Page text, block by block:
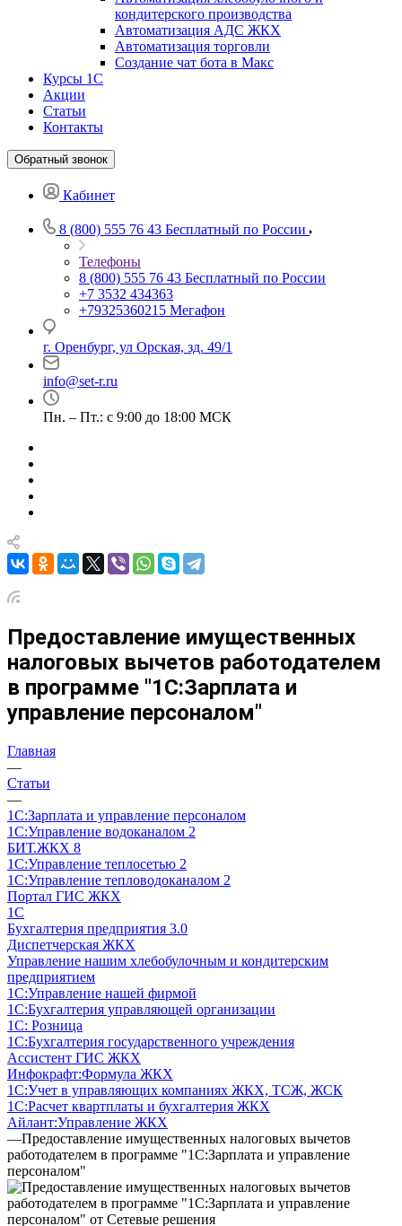
кондитерского производства
Автоматизация АДС ЖКХ
Автоматизация торговли
Создание чат бота в Макс
Курсы 1С
Акции
Статьи
Контакты
Обратный звонок
Кабинет
8 (800) 555 76 43 Бесплатный по России
Телефоны
8 (800) 555 76 43 Бесплатный по России
+7 3532 434363
+79325360215 Мегафон
г. Оренбург, ул Орская, зд. 49/1
info@set-r.ru
Пн. – Пт.: с 9:00 до 18:00 МСК
Предоставление имущественных
налоговых вычетов работодателем
в программе "1С:Зарплата и
управление персоналом"
Главная
—
Статьи
—
1С:Зарплата и управление персоналом
1С:Управление водоканалом 2
БИТ.ЖКХ 8
1С:Управление теплосетью 2
1С:Управление тепловодоканалом 2
Портал ГИС ЖКХ
1С
Бухгалтерия предприятия 3.0
Диспетчерская ЖКХ
Управление нашим хлебобулочным и кондитерским
предприятием
1С:Управление нашей фирмой
1С:Бухгалтерия управляющей организации
1С: Розница
1С:Бухгалтерия государственного учреждения
Ассистент ГИС ЖКХ
Инфокрафт:Формула ЖКХ
1С:Учет в управляющих компаниях ЖКХ, ТСЖ, ЖСК
1С:Расчет квартплаты и бухгалтерия ЖКХ
Айлант:Управление ЖКХ
—Предоставление имущественных налоговых вычетов
работодателем в программе "1С:Зарплата и управление
персоналом"